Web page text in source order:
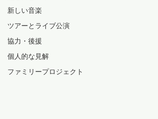
新しい音楽
ツアーとライブ公演
協力・後援
個人的な見解
ファミリープロジェクト